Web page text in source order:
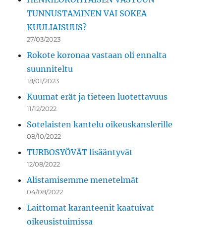
TUNNUSTAMINEN VAI SOKEA
KUULIAISUUS?
27/03/2023
Rokote koronaa vastaan oli ennalta
suunniteltu
18/01/2023
Kuumat erät ja tieteen luotettavuus
11/12/2022
Sotelaisten kantelu oikeuskanslerille
08/10/2022
TURBOSYÖVÄT lisääntyvät
12/08/2022
Alistamisemme menetelmät
04/08/2022
Laittomat karanteenit kaatuivat
oikeusistuimissa